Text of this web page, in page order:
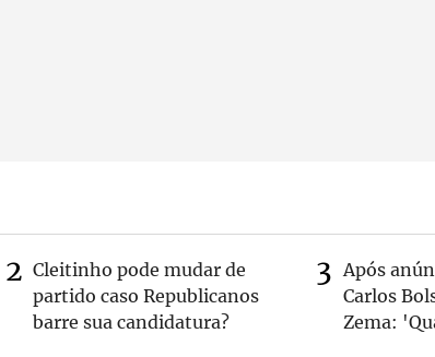
Cleitinho pode mudar de
partido caso Republicanos
barre sua candidatura?
Após
Carlos
Zema: